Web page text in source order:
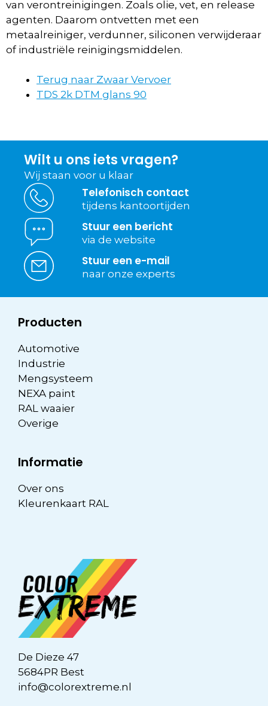
van verontreinigingen. Zoals olie, vet, en release
agenten. Daarom ontvetten met een
metaalreiniger, verdunner, siliconen verwijderaar
of industriële reinigingsmiddelen.
Terug naar Zwaar Vervoer
TDS 2k DTM glans 90
Wilt u ons iets vragen?
Wij staan voor u klaar
Telefonisch contact
tijdens kantoortijden
Stuur een bericht
via de website
Stuur een e-mail
naar onze experts
Producten
Automotive
Industrie
Mengsysteem
NEXA paint
RAL waaier
Overige
Informatie
Over ons
Kleurenkaart RAL
De Dieze 47
5684PR Best
info@colorextreme.nl